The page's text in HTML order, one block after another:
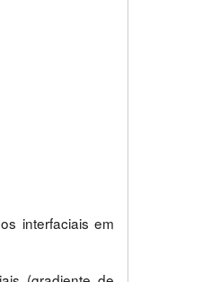
interfaciais em